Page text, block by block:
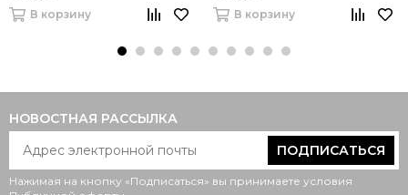
В корзину В корзину
НОВОСТНАЯ РАССЫЛКА
ПОДПИСАТЬСЯ
Нажимая на кнопку «Подписаться» вы принимаете условия